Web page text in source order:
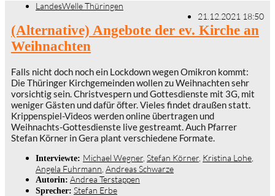
LandesWelle Thüringen
21.12.2021 18:50
(Alternative) Angebote der ev. Kirche an
Weihnachten
Falls nicht doch noch ein Lockdown wegen Omikron kommt:
Die Thüringer Kirchgemeinden wollen zu Weihnachten sehr
vorsichtig sein. Christvespern und Gottesdienste mit 3G, mit
weniger Gästen und dafür öfter. Vieles findet draußen statt.
Krippenspiel-Videos werden online übertragen und
Weihnachts-Gottesdienste live gestreamt. Auch Pfarrer
Stefan Körner in Gera plant verschiedene Formate.
Interviewte: Michael Wegner Stefan Körner Kristina Lohe
Angela Fuhrmann Andreas Schwarze
Autorin: Andrea Terstappen
Sprecher: Stefan Erbe